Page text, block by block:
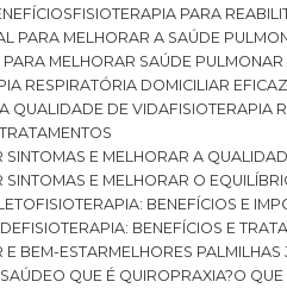
FISIOTERAPIA PARA
PARA MELHORAR A SAÚDE
MELHORAR SAÚDE
RESPIRATÓRIA DOMICILIAR
QUALIDADE DE VIDA FISIOTERAPIA
SINTOMAS E MELHORAR A
SINTOMAS E MELHORAR O
FISIOTERAPIA: BENEFÍCIOS E
FISIOTERAPIA: BENEFÍCIOS E
E BEM-ESTAR
MELHORES
O QUE É QUIROPRAXIA?
O